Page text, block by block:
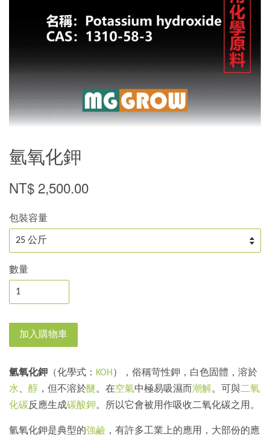
氫氧化鉀
NT$ 2,500.00
包裝容量
數量
加入購物車
氫氧化鉀 （化學式： KOH ），俗稱苛性鉀，白色固體，溶於
水、 醇 ，但不溶於醚。在空氣中極易吸濕而潮解。可與二氧
化碳反應生成碳酸鉀。所以它會被用作吸收二氧化碳之用。
氫氧化鉀是典型的強鹼 ，有許多工業上的應用，大部份的應